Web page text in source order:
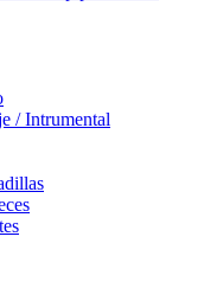
/ Intrumental